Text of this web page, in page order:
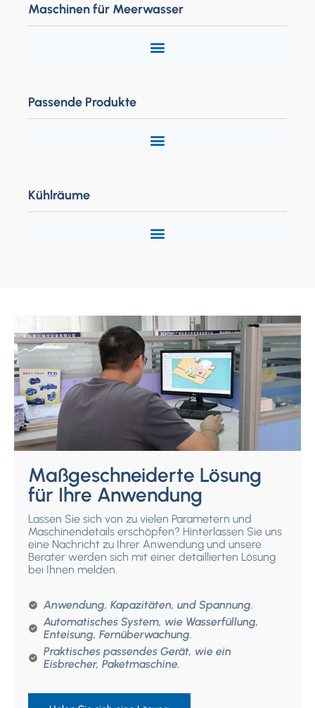
Maschinen für Meerwasser
Passende Produkte
Kühlräume
Maßgeschneiderte Lösung
für Ihre Anwendung
Lassen Sie sich von zu vielen Parametern und
Maschinendetails erschöpfen? Hinterlassen Sie uns
eine Nachricht zu Ihrer Anwendung und unsere
Berater werden sich mit einer detaillierten Lösung
bei Ihnen melden.
Anwendung, Kapazitäten, und Spannung.
Automatisches System, wie Wasserfüllung,
Enteisung, Fernüberwachung.
Praktisches passendes Gerät, wie ein
Eisbrecher, Paketmaschine.